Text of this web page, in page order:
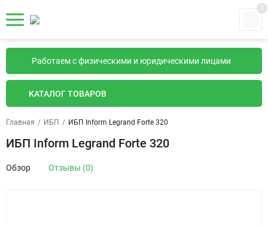
0
Работаем с физическими и юридическими лицами
КАТАЛОГ ТОВАРОВ
Главная / ИБП / ИБП Inform Legrand Forte 320
ИБП Inform Legrand Forte 320
Обзор Отзывы (0)